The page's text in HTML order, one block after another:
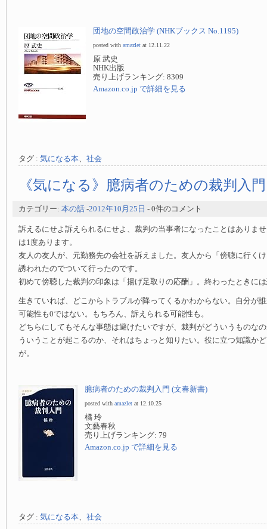
団地の空間政治学 (NHKブックス No.1195)
posted with amazlet at 12.11.22
原 武史
NHK出版
売り上げランキング: 8309
Amazon.co.jp で詳細を見る
タグ : 気になる本、 社会
《気になる》臆病者のための裁判入門
カテゴリー: 本の話 -2012年10月25日 - 0件のコメント
訴えるにせよ訴えられるにせよ、裁判の当事者になったことはありま
は1度あります。
友人の友人が、元勤務先の会社を訴えました。友人から「傍聴に行く
誘われたのでついて行ったのです。
初めて傍聴した裁判の印象は「揚げ足取りの応酬」。終わったときに
生きていれば、どこからトラブルが降ってくるかわからない。自分が
可能性も0ではない。もちろん、訴えられる可能性も。
どちらにしてもそんな事態は避けたいですが、裁判がどういうものな
ういうことが起こるのか、それはちょっと知りたい。役に立つ知識か
が。
臆病者のための裁判入門 (文春新書)
posted with amazlet at 12.10.25
橘 玲
文藝春秋
売り上げランキング: 79
Amazon.co.jp で詳細を見る
タグ : 気になる本、 社会